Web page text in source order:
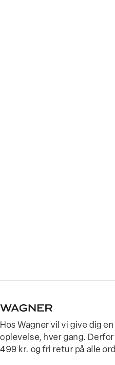
Hos Wagner vil vi give dig
oplevelse, hver gang.
499 kr. og fri retur på alle